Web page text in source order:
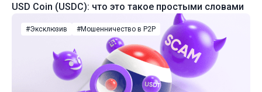
USD Coin (USDC): что это такое простыми словами
#Эксклюзив #Мошенничество в P2P